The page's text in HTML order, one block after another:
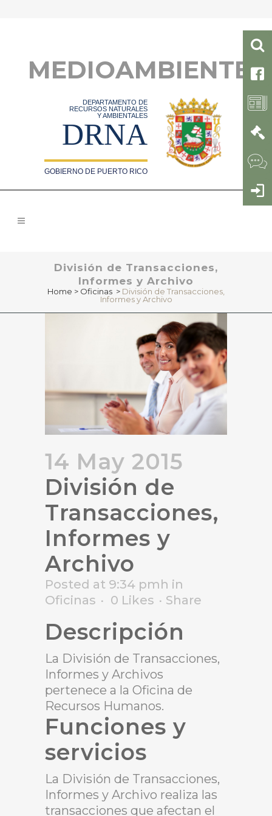
MEDIOAMBIENTE
DEPARTAMENTO DE
RECURSOS NATURALES
Y AMBIENTALES
DRNA
GOBIERNO DE PUERTO RICO
División de Transacciones,
Informes y Archivo
Home > Oficinas > División de Transacciones,
Informes y Archivo
14 May 2015
División de
Transacciones,
Informes y
Archivo
Posted at 9:34 pmh in
Oficinas
0 Likes Share
Descripción
La División de Transacciones,
Informes y Archivos
pertenece a la Oficina de
Recursos Humanos.
Funciones y
servicios
La División de Transacciones,
Informes y Archivo realiza las
transacciones que afectan el